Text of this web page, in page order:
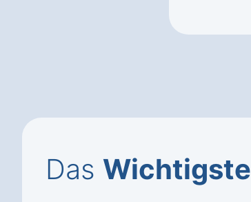
Das Wichtigste